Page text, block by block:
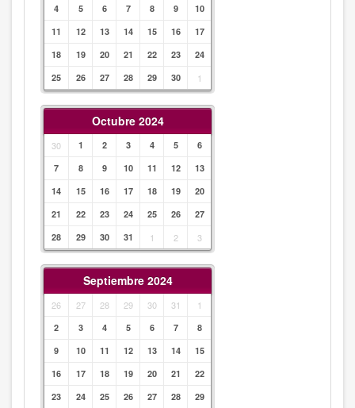
4
5 6 7 8 9
10
11
12 13 14 15 16
17
18
19 20 21 22 23
24
25
26 27 28 29 30 1
Octubre 2024
30 1 2 3 4 5
6
7
8 9 10 11 12
13
14
15 16 17 18 19
20
21
22 23 24 25 26
27
28
29 30 31 1 2 3
Septiembre 2024
26 27 28 29 30 31 1
2 3 4 5 6 7
8
9
10 11 12 13 14
15
16
17 18 19 20 21
22
23
24 25 26 27 28
29